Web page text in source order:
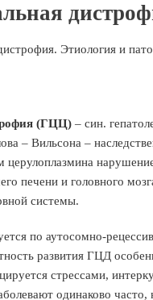
Этиология и
(ГЦЦ) – син.
– Вильсона –
церулоплазмина
печени и головного
системы.
по аутосомно-
развития ГЦД
стрессами,
одинаково